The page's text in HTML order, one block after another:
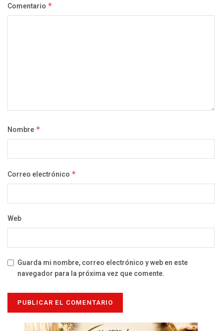
Comentario *
Nombre *
Correo electrónico *
Web
Guarda mi nombre, correo electrónico y web en este
navegador para la próxima vez que comente.